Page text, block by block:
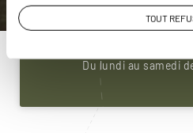
TOUT
01 85
Du lundi au samedi